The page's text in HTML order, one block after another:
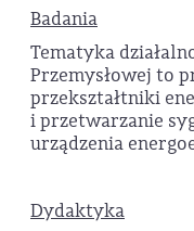
Badania
Tematyka
Przemysłowej to
przekształtniki
i przetwarzanie
urządzenia
Dydaktyka